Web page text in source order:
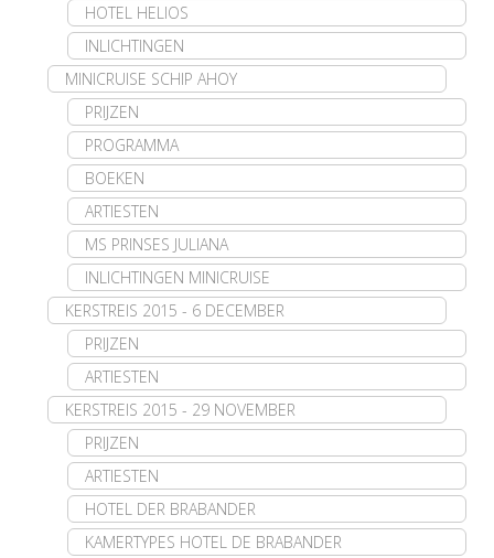
HOTEL HELIOS
INLICHTINGEN
MINICRUISE SCHIP AHOY
PRIJZEN
PROGRAMMA
BOEKEN
ARTIESTEN
MS PRINSES JULIANA
INLICHTINGEN MINICRUISE
KERSTREIS 2015 - 6 DECEMBER
PRIJZEN
ARTIESTEN
KERSTREIS 2015 - 29 NOVEMBER
PRIJZEN
ARTIESTEN
HOTEL DER BRABANDER
KAMERTYPES HOTEL DE BRABANDER